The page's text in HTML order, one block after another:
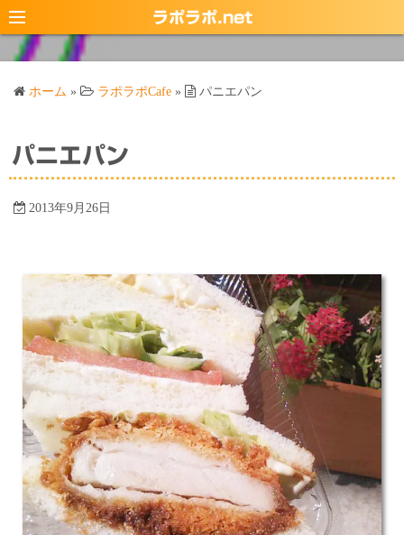
コ
ン
テ
キ
ラポラポ.net
ホーム » ラポラポCafe » パニエパン
パニエパン
2013年9月26日